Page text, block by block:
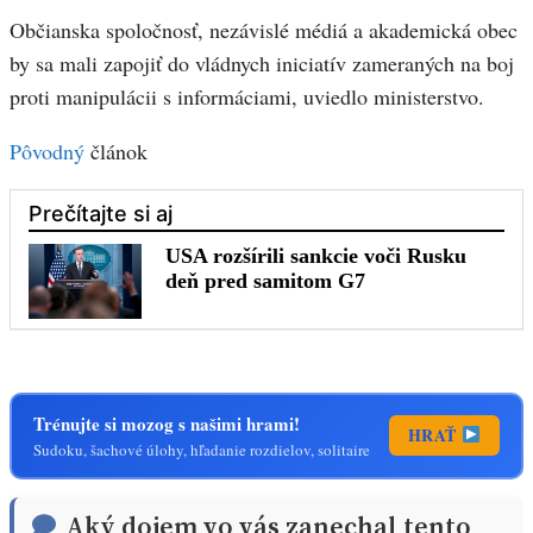
Občianska spoločnosť, nezávislé médiá a akademická obec
by sa mali zapojiť do vládnych iniciatív zameraných na boj
proti manipulácii s informáciami, uviedlo ministerstvo.
Pôvodný článok
Trénujte si mozog s našimi hrami!
Sudoku, šachové úlohy, hľadanie rozdielov, solitaire
HRAŤ
Aký dojem vo vás zanechal tento